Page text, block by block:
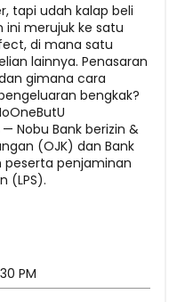
tapi udah kalap beli
ini merujuk ke satu
di mana satu
lainnya. Penasaran
gimana cara
bengkak?
Nobu Bank berizin &
(OJK) dan Bank
peserta penjaminan
(LPS).
PM